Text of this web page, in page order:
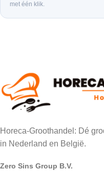
met één klik.
Horeca-Groothandel: Dé
in Nederland en België.
Zero Sins Group B.V.